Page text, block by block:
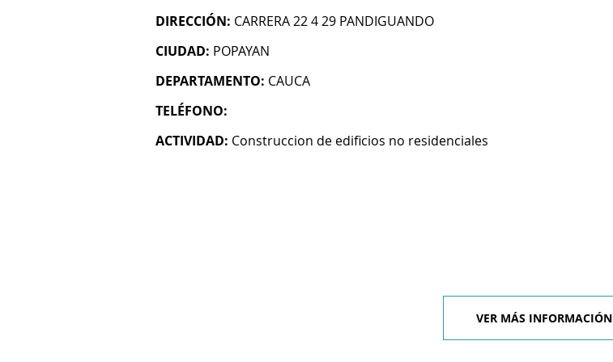
DIRECCIÓN: CARRERA 22 4 29 PANDIGUANDO
CIUDAD: POPAYAN
DEPARTAMENTO: CAUCA
TELÉFONO:
ACTIVIDAD: Construccion de edificios no residenciales
VER MÁS INFORMACIÓN